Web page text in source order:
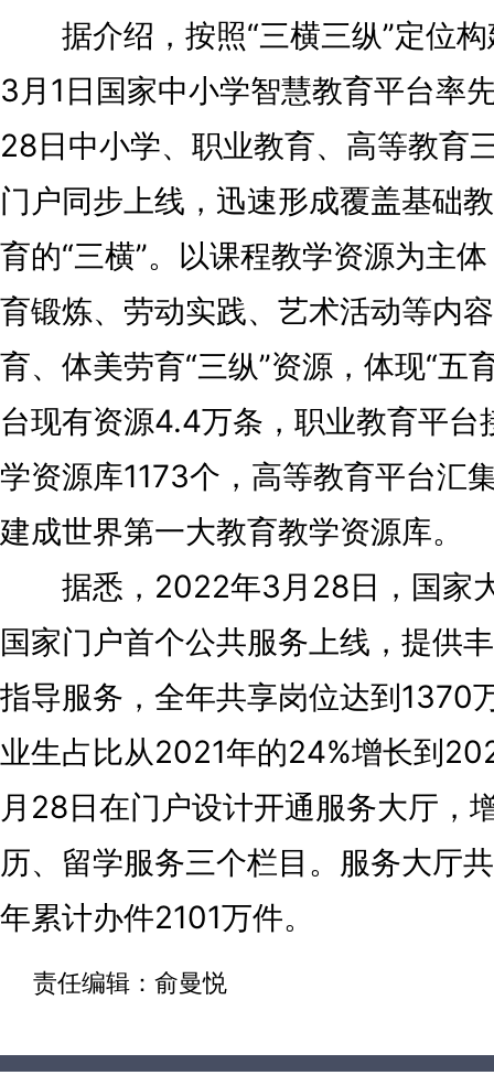
据介绍，按照“三横三纵”定位构
3月1日国家中小学智慧教育平台率
28日中小学、职业教育、高等教育
门户同步上线，迅速形成覆盖基础
育的“三横”。以课程教学资源为主
育锻炼、劳动实践、艺术活动等内
育、体美劳育“三纵”资源，体现“五
台现有资源4.4万条，职业教育平台
学资源库1173个，高等教育平台汇
建成世界第一大教育教学资源库。
据悉，2022年3月28日，国家
国家门户首个公共服务上线，提供
指导服务，全年共享岗位达到1370
业生占比从2021年的24%增长到
月28日在门户设计开通服务大厅，
历、留学服务三个栏目。服务大厅
年累计办件2101万件。
责任编辑：俞曼悦